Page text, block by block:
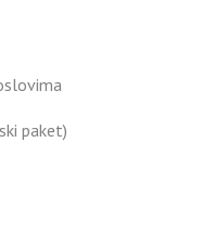
paket)